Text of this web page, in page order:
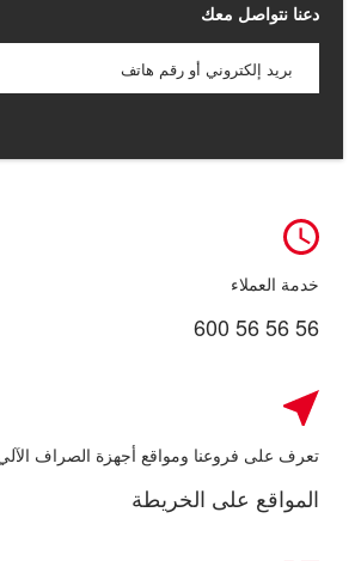
دعنا نتواصل معك
خدمة العملاء
600 56 56 56
تعرف على فروعنا ومواقع أجهزة الصراف الآلي
المواقع على الخريطة